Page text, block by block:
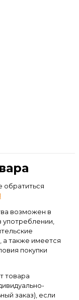
обратиться
возможен в
употреблении,
а также имеется
покупки
товара
заказ), если